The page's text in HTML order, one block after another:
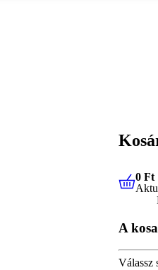
0 Ft
0 Ft
A
Válassz